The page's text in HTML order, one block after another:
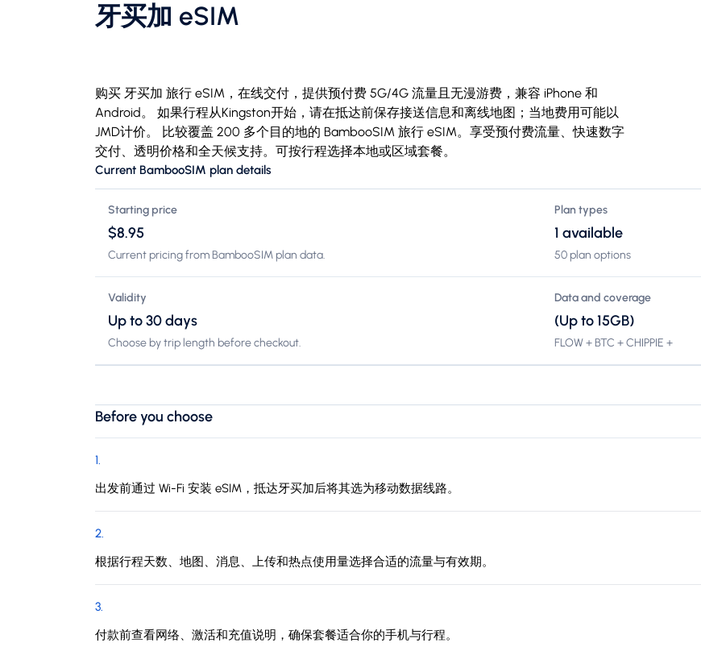
牙买加 eSIM
购买 牙买加 旅行 eSIM，在线交付，提供预付费 5G/4G 流量且无漫游费，兼容 iPhone 和
Android。 如果行程从Kingston开始，请在抵达前保存接送信息和离线地图；当地费用可能以
JMD计价。 比较覆盖 200 多个目的地的 BambooSIM 旅行 eSIM。享受预付费流量、快速数字
交付、透明价格和全天候支持。可按行程选择本地或区域套餐。
Current BambooSIM plan details
Starting price
$8.95
Current pricing from BambooSIM plan data.
Plan types
1 available
50 plan options
Validity
Up to 30 days
Choose by trip length before checkout.
Data and coverage
(Up to 15GB)
FLOW + BTC + CHIPPIE +
Before you choose
1.
出发前通过 Wi-Fi 安装 eSIM，抵达牙买加后将其选为移动数据线路。
2.
根据行程天数、地图、消息、上传和热点使用量选择合适的流量与有效期。
3.
付款前查看网络、激活和充值说明，确保套餐适合你的手机与行程。